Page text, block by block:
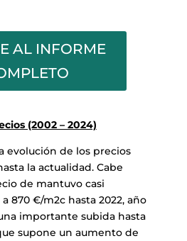
AL INFORME
(2002 – 2024)
evolución de los precios
la actualidad. Cabe
de mantuvo casi
870 €/m2c hasta 2022, año
importante subida hasta
supone un aumento de